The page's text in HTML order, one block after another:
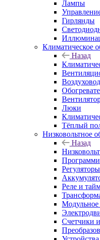
Лампы
Гирлянды
Климатическое
Назад
Люки
Тёплый
Низковольтное
Назад
Реле и
Модульное
Счетчики